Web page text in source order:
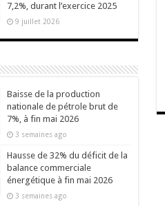
7,2%, durant l’exercice 2025
9 juillet 2026
Baisse de la production
nationale de pétrole brut de
7%, à fin mai 2026
3 semaines ago
Hausse de 32% du déficit de la
balance commerciale
énergétique à fin mai 2026
3 semaines ago